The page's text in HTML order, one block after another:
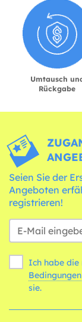
Umtausch
Rückgabe
Seien Sie der
Angeboten
registrieren!
Ich habe die
Bedingungen
sie.